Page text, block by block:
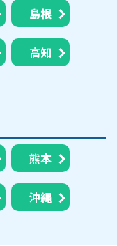
島根
高知
熊本
沖縄